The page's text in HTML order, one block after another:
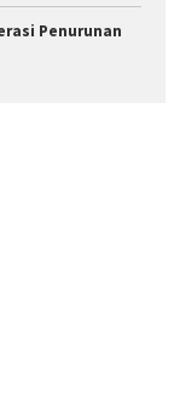
Penurunan